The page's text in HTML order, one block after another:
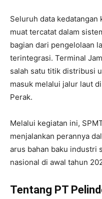
Seluruh data kedatangan
muat tercatat dalam
bagian dari pengelolaan
terintegrasi. Terminal
salah satu titik distribusi
masuk melalui jalur laut
Perak.
Melalui kegiatan ini,
menjalankan perannya
arus bahan baku industri
nasional di awal tahun
Tentang PT